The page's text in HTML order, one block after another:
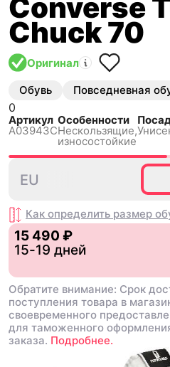
Converse
Chuck 70
Оригинал
Обувь Повседневная
0
Артикул
A03943C
Особенности
Нескользящиe,
износостойкие
EU
Как определить размер
15 490 ₽
15-19 дней
Обратите внимание: Срок
поступления товара в
своевременного
для таможенного
заказа. Подробнее.